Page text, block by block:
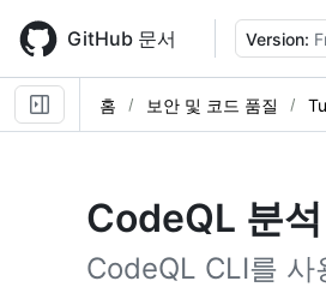
main
content
GitHub 문서 Version:
홈 보안 및 코드 품질
CodeQL 분
CodeQL CLI를